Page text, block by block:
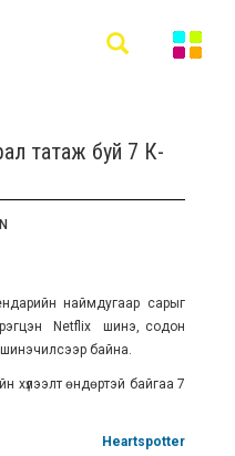
татаж буй 7 К-
наймдугаар сарыг
Netflix шинэ, содон
шинэчилcээр байна.
хүлээлт өндөртэй байгаа 7
Heartspotter